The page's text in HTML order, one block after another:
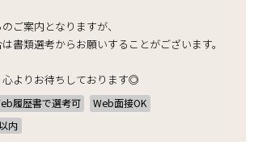
ご案内となりますが、
書類選考からお願いすることがございます。
よりお待ちしております◎
履歴書で選考可
Web面接OK
内